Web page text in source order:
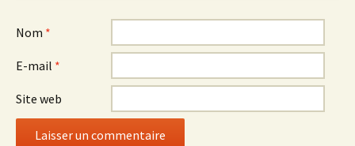
Nom *
E-mail *
Site web